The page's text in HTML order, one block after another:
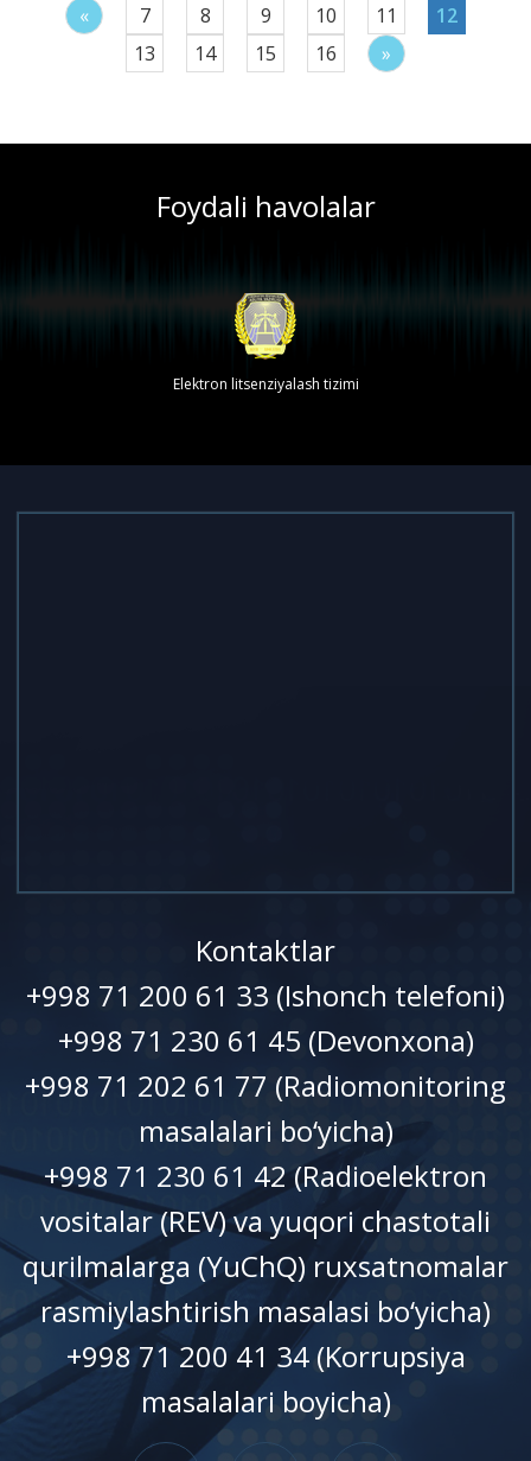
« 7 8 9 10 11
12
13
14 15 16 »
Foydali havolalar
Elektron litsenziyalash tizimi
Kontaktlar
+998 71 200 61 33 (Ishonch telefoni)
+998 71 230 61 45 (Devonxonа)
+998 71 202 61 77 (Radiomonitoring
masalalari bo‘yicha)
+998 71 230 61 42 (Radioelektron
vositalar (REV) va yuqori chastotali
qurilmalarga (YuChQ) ruxsatnomalar
rasmiylashtirish masalasi bo‘yicha)
+998 71 200 41 34 (Korrupsiya
masalalari boyicha)